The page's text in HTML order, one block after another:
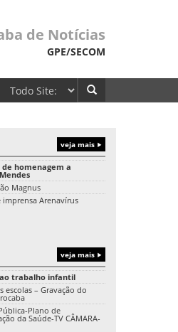
de Notícias
GPE/SECOM
veja mais
homenagem a
Magnus
imprensa Arenavírus
veja mais
ao trabalho infantil
escolas – Gravação do
Plano de
da Saúde-TV CÂMARA-